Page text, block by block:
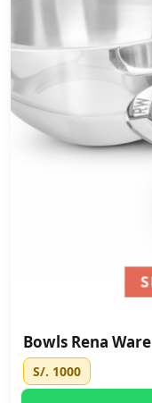
Bowls Rena Ware
S/. 1000